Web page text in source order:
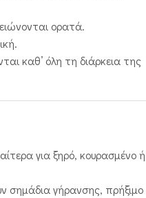
ορατά.
καθ’ όλη τη διάρκεια της
για ξηρό, κουρασμένο ή
σημάδια γήρανσης, πρήξιμο